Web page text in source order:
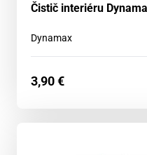
Čistič interiéru
Dynamax
3,90€